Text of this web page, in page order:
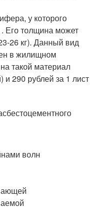
у которого
Его толщина может
26 кг). Данный вид
в жилищном
такой материал
и 290 рублей за 1 лист
волн